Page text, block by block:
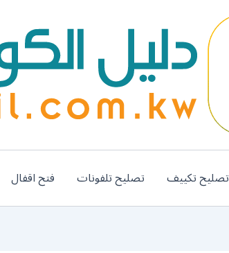
تصليح تكييف تصليح تلفونات فتح اقفال